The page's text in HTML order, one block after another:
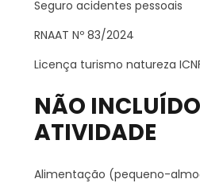
Seguro acidentes pessoais
RNAAT Nº 83/2024
Licença turismo natureza
NÃO
ATIVIDADE
Alimentação (pequeno-